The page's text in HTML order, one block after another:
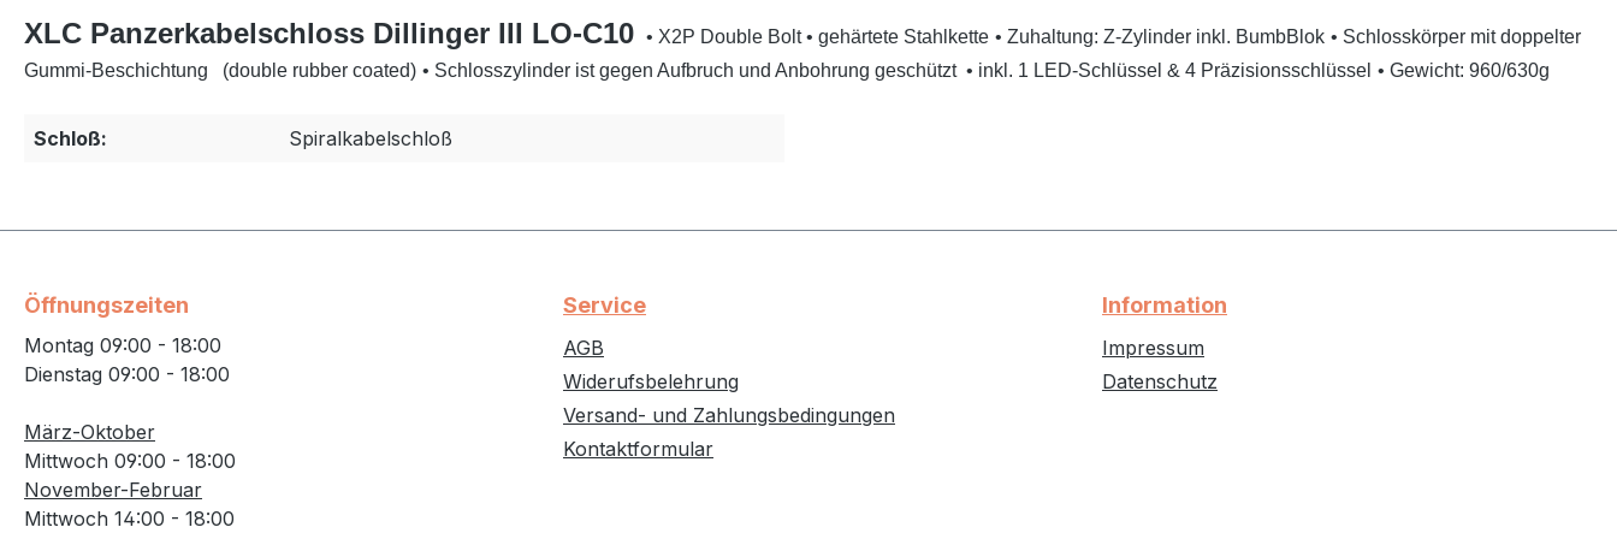
XLC Panzerkabelschloss Dillinger III LO-C10 • X2P Double Bolt• gehärtete Stahlkette • Zuhaltung: Z-Zylinder inkl. BumbBlok • Schlosskörper mit doppelter
Gummi-Beschichtung
(double rubber coated) • Schlosszylinder ist gegen Aufbruch und Anbohrung geschützt • inkl. 1 LED-Schlüssel & 4 Präzisionsschlüssel • Gewicht: 960/630g
Schloß: Spiralkabelschloß
Öffnungszeiten
Montag 09:00 - 18:00
Dienstag 09:00 - 18:00
März-Oktober
Mittwoch 09:00 - 18:00
November-Februar
Mittwoch 14:00 - 18:00
Service
AGB
Widerufsbelehrung
Versand- und Zahlungsbedingungen
Kontaktformular
Information
Impressum
Datenschutz